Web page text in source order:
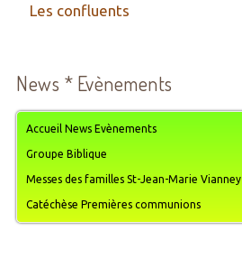
Les confluents
News * Evènements
Accueil News Evènements
Groupe Biblique
Messes des familles St-Jean-Marie Vianney
Catéchèse Premières communions